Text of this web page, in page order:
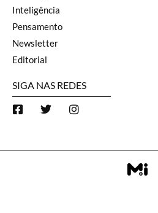
Inteligência
Pensamento
Newsletter
Editorial
SIGA NAS REDES